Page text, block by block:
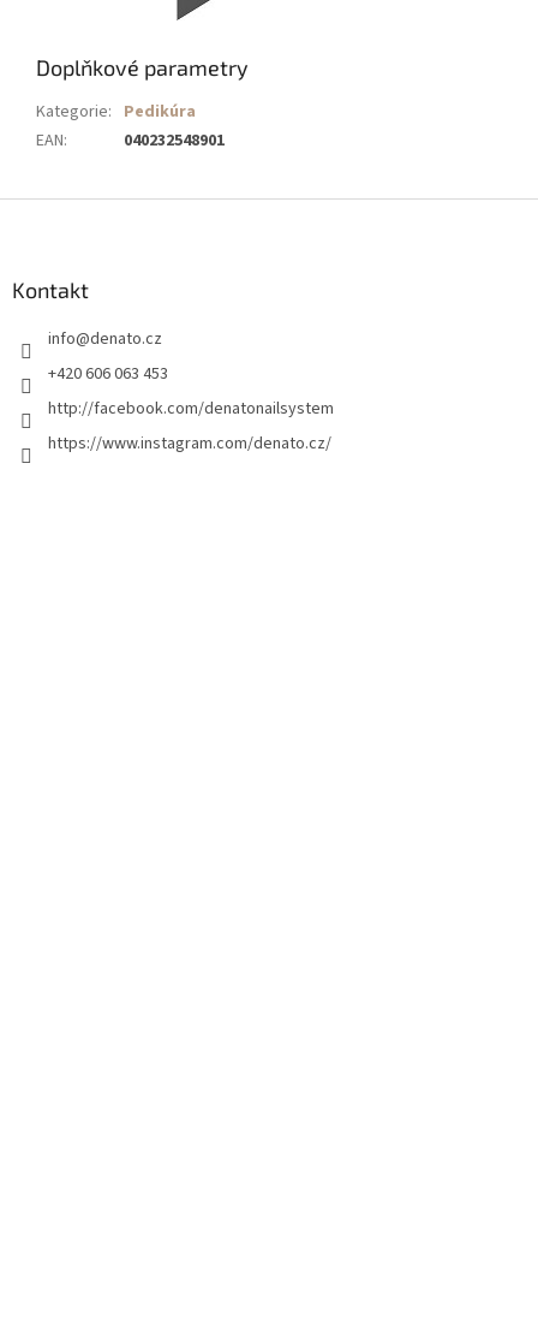
Doplňkové parametry
Kategorie: Pedikúra
EAN: 040232548901
Kontakt
info@denato.cz
+420 606 063 453
http://facebook.com/denatonailsystem
https://www.instagram.com/denato.cz/